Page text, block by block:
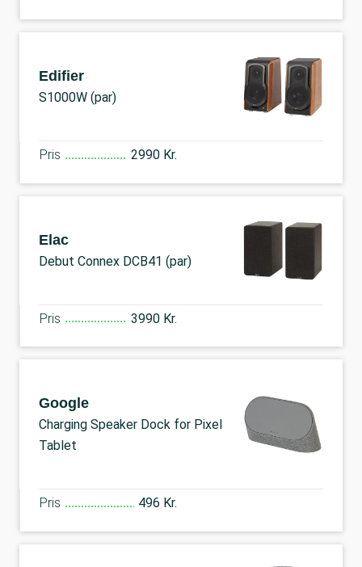
Edifier
S1000W (par)
Pris 2990 Kr.
Elac
Debut Connex DCB41 (par)
Pris 3990 Kr.
Google
Charging Speaker Dock for Pixel
Tablet
Pris 496 Kr.